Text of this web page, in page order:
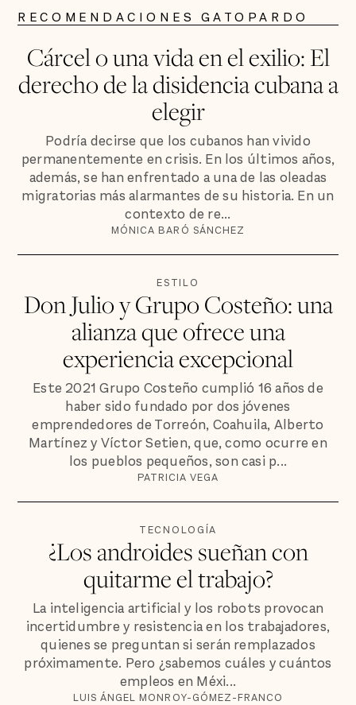
RECOMENDACIONES GATOPARDO
Cárcel o una vida en el exilio: El
derecho de la disidencia cubana a
elegir
Podría decirse que los cubanos han vivido
permanentemente en crisis. En los últimos años,
además, se han enfrentado a una de las oleadas
migratorias más alarmantes de su historia. En un
contexto de re...
MÓNICA BARÓ SÁNCHEZ
ESTILO
Don Julio y Grupo Costeño: una
alianza que ofrece una
experiencia excepcional
Este 2021 Grupo Costeño cumplió 16 años de
haber sido fundado por dos jóvenes
emprendedores de Torreón, Coahuila, Alberto
Martínez y Víctor Setien, que, como ocurre en
los pueblos pequeños, son casi p...
PATRICIA VEGA
TECNOLOGÍA
¿Los androides sueñan con
quitarme el trabajo?
La inteligencia artificial y los robots provocan
incertidumbre y resistencia en los trabajadores,
quienes se preguntan si serán remplazados
próximamente. Pero ¿sabemos cuáles y cuántos
empleos en Méxi...
LUIS ÁNGEL MONROY-GÓMEZ-FRANCO